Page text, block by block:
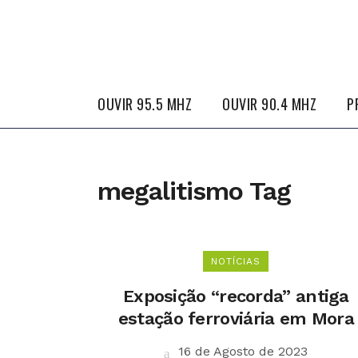
OUVIR 95.5 MHZ OUVIR 90.4 MHZ
megalitismo Tag
NOTÍCIAS
Exposição “recorda” antiga
estação ferroviária em Mora
16 de Agosto de 2023